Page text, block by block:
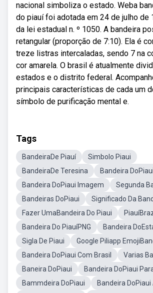
nacional simboliza o estado. Weba
do piauí foi adotada em 24 de julho de
da lei estadual n. º 1050. A bandeira
retangular (proporção de 7:10). Ela é
treze listras intercaladas, sendo 7 na
cor amarela. O brasil é atualmente
estados e o distrito federal.
principais características de cada um
símbolo de purificação mental e.
Tags
BandeiraDe Piauí
Simbolo Piaui
BandeiraDe Teresina
Bandeira
Bandeira DoPiaui Imagem
Segunda
Bandeiras DoPiaui
Significado Da
Fazer UmaBandeira Do Piaui
Bandeira Do PiauíPNG
Bandeira
Sigla De Piaui
Google Piliapp
Bandeira DoPiaui Com Brasil
Varias
Baneira DoPiaui
Bandeira DoPiaui
Bammdeira DoPiaui
Bandeira DoPiaui